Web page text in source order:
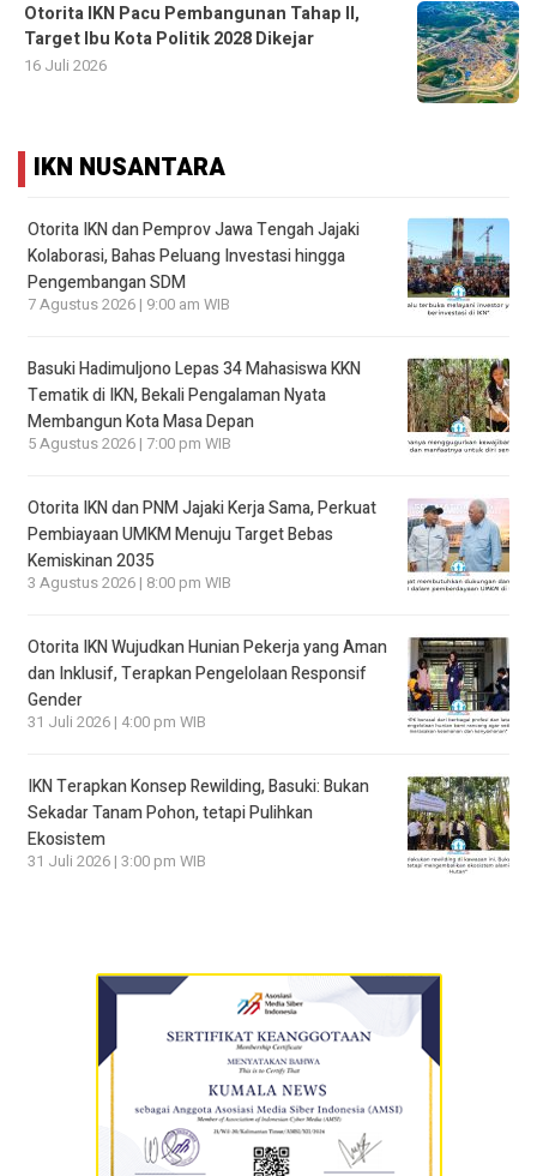
Otorita IKN Pacu Pembangunan Tahap II,
Target Ibu Kota Politik 2028 Dikejar
16 Juli 2026
IKN NUSANTARA
Otorita IKN dan Pemprov Jawa Tengah Jajaki
Kolaborasi, Bahas Peluang Investasi hingga
Pengembangan SDM
7 Agustus 2026 | 9:00 am WIB
Basuki Hadimuljono Lepas 34 Mahasiswa KKN
Tematik di IKN, Bekali Pengalaman Nyata
Membangun Kota Masa Depan
5 Agustus 2026 | 7:00 pm WIB
Otorita IKN dan PNM Jajaki Kerja Sama, Perkuat
Pembiayaan UMKM Menuju Target Bebas
Kemiskinan 2035
3 Agustus 2026 | 8:00 pm WIB
Otorita IKN Wujudkan Hunian Pekerja yang Aman
dan Inklusif, Terapkan Pengelolaan Responsif
Gender
31 Juli 2026 | 4:00 pm WIB
IKN Terapkan Konsep Rewilding, Basuki: Bukan
Sekadar Tanam Pohon, tetapi Pulihkan
Ekosistem
31 Juli 2026 | 3:00 pm WIB